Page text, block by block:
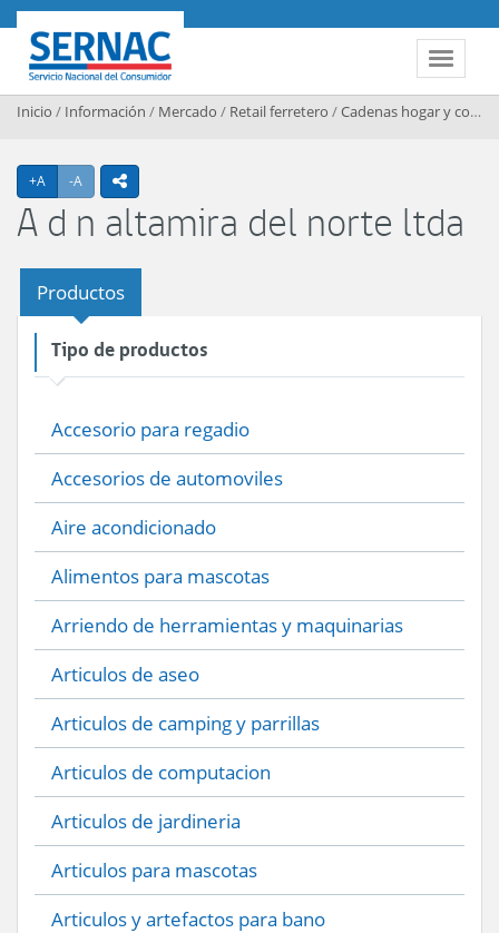
Contenido principal
Toggle
SERNAC
Inicio / Información / Mercado / Retail ferretero /Cadenas hogar y construccion
+A Agrandar texto
-A Achicar textoicono compartir
A d n altamira del norte ltda
Productos
Tipo de productos
Accesorio para regadio
Accesorios de automoviles
Aire acondicionado
Alimentos para mascotas
Arriendo de herramientas y maquinarias
Articulos de aseo
Articulos de camping y parrillas
Articulos de computacion
Articulos de jardineria
Articulos para mascotas
Articulos y artefactos para bano